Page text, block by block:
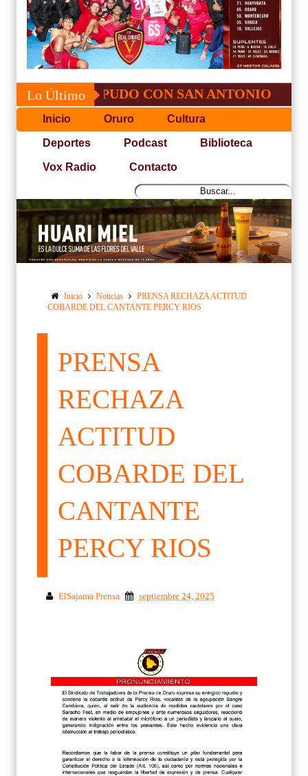
Lo Último
NO PUDO CON SAN ANTONIO
Inicio Oruro Cultura
Deportes Podcast Biblioteca
Vox Radio Contacto
Inicio Noticias
PRENSA RECHAZA ACTITUD
COBARDE DEL CANTANTE PERCY RIOS
PRENSA
RECHAZA
ACTITUD
COBARDE DEL
CANTANTE
PERCY RIOS
ElSajama Prensa septiembre 24, 2025